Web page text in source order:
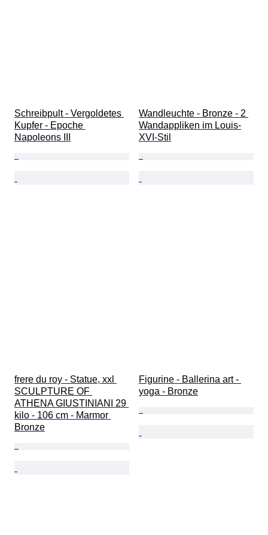
Schreibpult - Vergoldetes
Kupfer - Epoche
Napoleons III
Wandleuchte - Bronze - 2
Wandappliken im Louis-
XVI-Stil
frere du roy - Statue, xxl
SCULPTURE OF
ATHENA GIUSTINIANI 29
kilo - 106 cm - Marmor
Bronze
Figurine - Ballerina art -
yoga - Bronze